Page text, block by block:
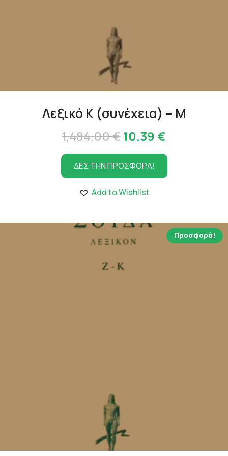
Λεξικό Κ (συνέχεια) – Μ
1,484.00€Original
price
was:
1,484.00 €.
10.39 €
τρέχουσα
τιμή
ΔΕΣ ΤΗΝ ΠΡΟΣΦΟΡΑ!
Add to Wishlist
Προσφορά!